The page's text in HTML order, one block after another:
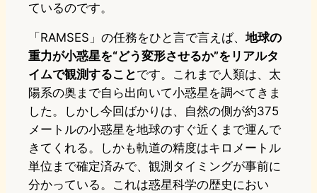
ているのです。
「RAMSES」の任務をひと言で言えば、 地球の
重力が小惑星を“どう変形させるか”をリアルタ
イムで観測することです。これまで人類は、太
陽系の奥まで自ら出向いて小惑星を調べてきま
した。しかし今回ばかりは、自然の側が約375
メートルの小惑星を地球のすぐ近くまで運んで
きてくれる。しかも軌道の精度はキロメートル
単位まで確定済みで、観測タイミングが事前に
分かっている。これは惑星科学の歴史におい